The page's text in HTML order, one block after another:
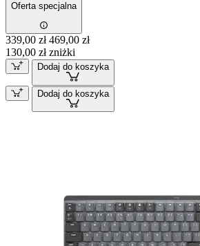
Oferta specjalna
339,00 zł 469,00 zł
130,00 zł zniżki
Dodaj do koszyka
Dodaj do koszyka